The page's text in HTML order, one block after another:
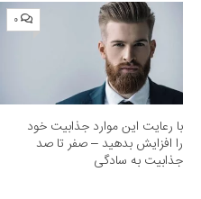
۰
با رعایت این موارد جذابیت خود
را افزایش بدهید – صفر تا صد
جذابیت به سادگی